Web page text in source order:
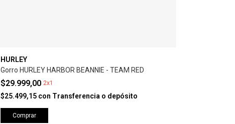
HURLEY
Gorro HURLEY HARBOR BEANNIE - TEAM RED
$29.999,00 2x1
$25.499,15 con Transferencia o depósito
Comprar